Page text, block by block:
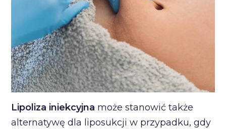
Lipoliza iniekcyjna może stanowić także
alternatywę dla liposukcji w przypadku, gdy